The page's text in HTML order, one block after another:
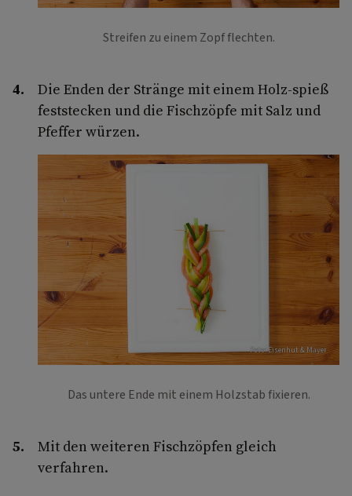
Streifen zu einem Zopf flechten.
Die Enden der Stränge mit einem Holz-spieß
feststecken und die Fischzöpfe mit Salz und
Pfeffer würzen.
Foto: Eisenhut & Mayer
Das untere Ende mit einem Holzstab fixieren.
Mit den weiteren Fischzöpfen gleich
verfahren.